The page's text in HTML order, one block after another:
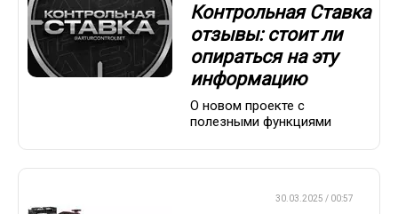
Контрольная Ставка
отзывы: стоит ли
опираться на эту
информацию
О новом проекте с
полезными функциями
30.03.2025 / 00:57